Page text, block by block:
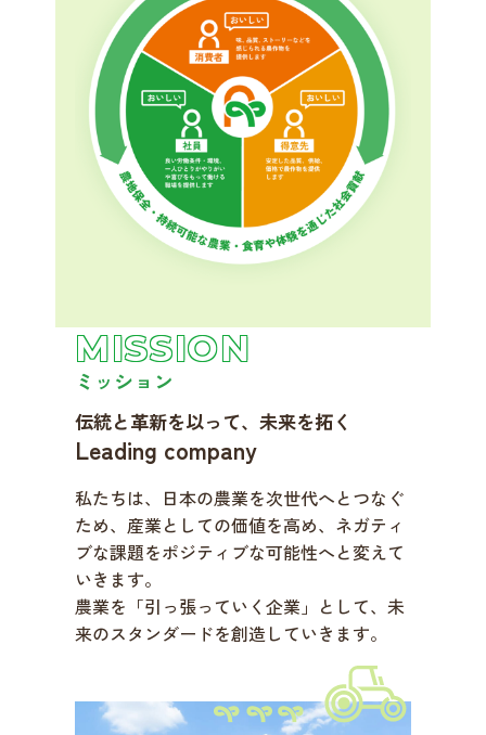
MISSION
ミッション
伝統と革新を以って、未来を拓く
Leading company
私たちは、日本の農業を次世代へとつなぐ
ため、産業としての価値を高め、ネガティ
ブな課題をポジティブな可能性へと変えて
いきます。
農業を「引っ張っていく企業」として、未
来のスタンダードを創造していきます。